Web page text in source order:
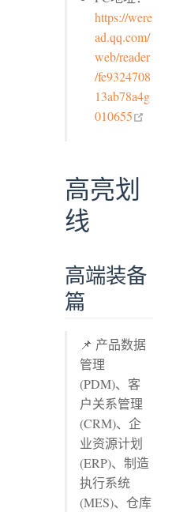
https://were
ad.qq.com/
web/reader
/fe9324708
13ab78a4g
010655
高亮划
线
高端装备
篇
📌 产品数据
管理
(PDM)、客
户关系管理
(CRM)、企
业资源计划
(ERP)、制造
执行系统
(MES)、仓库